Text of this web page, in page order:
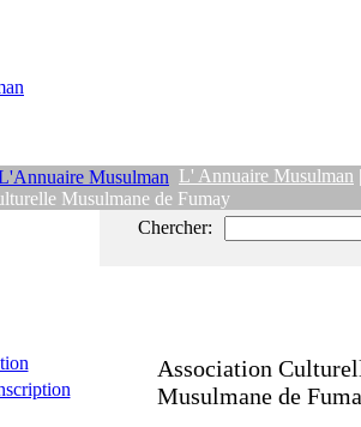
L' Annuaire Musulman
Musulmane de Fumay
Chercher:
Association
Musulmane de